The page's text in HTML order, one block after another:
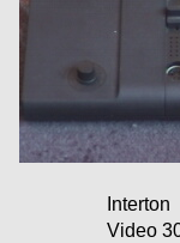
Interton
Video